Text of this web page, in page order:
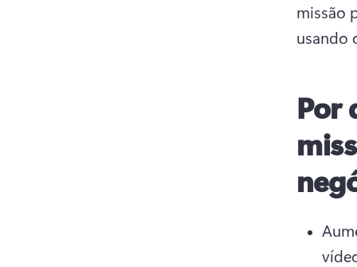
missão
usando
Por